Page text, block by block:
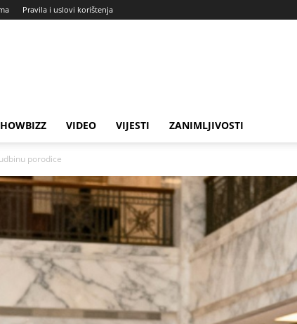
Pravila i uslovi korištenja
VIDEO VIJESTI ZANIMLJIVOSTI
porodice